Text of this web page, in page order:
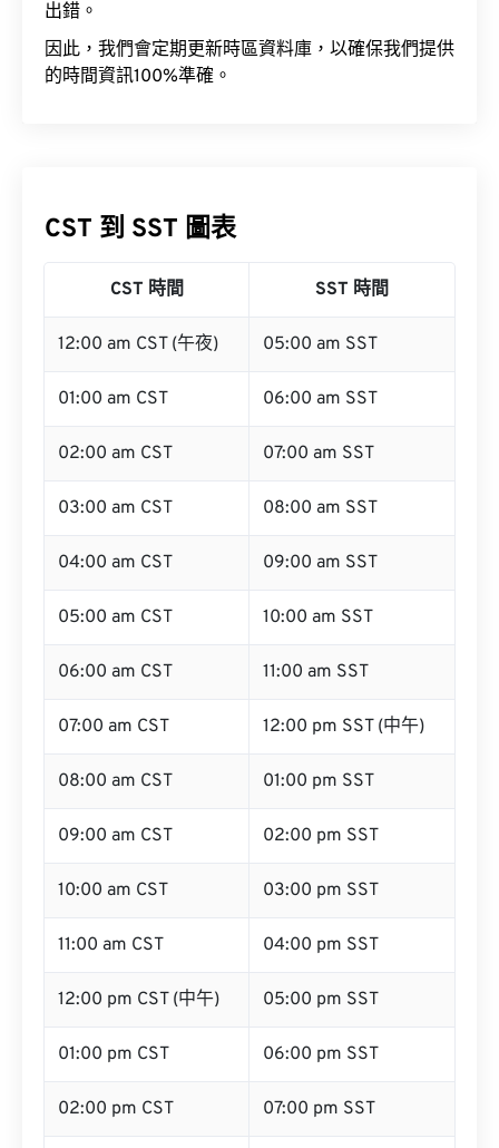
出錯。
因此，我們會定期更新時區資料庫，以確保我們提供
的時間資訊100%準確。
CST 到 SST 圖表
CST 時間 SST 時間
12:00 am CST (午夜) 05:00 am SST
01:00 am CST 06:00 am SST
02:00 am CST 07:00 am SST
03:00 am CST 08:00 am SST
04:00 am CST 09:00 am SST
05:00 am CST 10:00 am SST
06:00 am CST 11:00 am SST
07:00 am CST 12:00 pm SST (中午)
08:00 am CST 01:00 pm SST
09:00 am CST 02:00 pm SST
10:00 am CST 03:00 pm SST
11:00 am CST 04:00 pm SST
12:00 pm CST (中午) 05:00 pm SST
01:00 pm CST 06:00 pm SST
02:00 pm CST 07:00 pm SST